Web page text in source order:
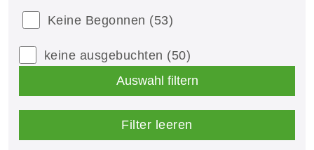
Keine Begonnen (53)
keine ausgebuchten (50)
Auswahl filtern
Filter leeren